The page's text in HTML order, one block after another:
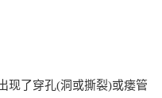
现了穿孔(洞或撕裂)或瘘管